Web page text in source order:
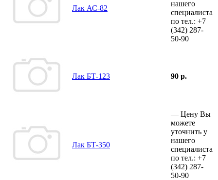
Лак АС-82
нашего
специалиста
по тел.: +7
(342) 287-
50-90
Лак БТ-123 90 р.
Лак БТ-350
— Цену Вы
можете
уточнить у
нашего
специалиста
по тел.: +7
(342) 287-
50-90